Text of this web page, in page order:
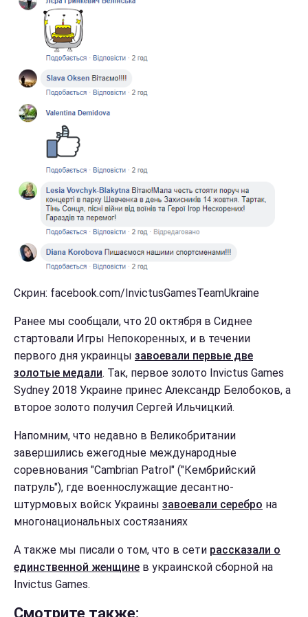
Скрин: facebook.com/InvictusGamesTeamUkraine
Ранее мы сообщали, что 20 октября в Сиднее
стартовали Игры Непокоренных, и в течении
первого дня украинцы завоевали первые две
золотые медали. Так, первое золото Invictus Games
Sydney 2018 Украине принес Александр Белобоков, а
второе золото получил Сергей Ильчицкий.
Напомним, что недавно в Великобритании
завершились ежегодные международные
соревнования "Cambrian Patrol" ("Кембрийский
патруль"), где военнослужащие десантно-
штурмовых войск Украины завоевали серебро на
многонациональных состязаниях
А также мы писали о том, что в сети рассказали о
единственной женщине в украинской сборной на
Invictus Games.
Смотрите также: